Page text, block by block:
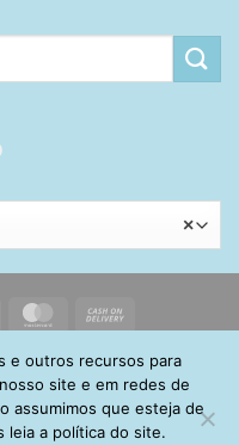
×
MasterCard
Delivery
ENTREGA
FAQ
CARRINHO
CONTATO
e outros recursos para
site e em redes de
assumimos que esteja de
leia a política do site.